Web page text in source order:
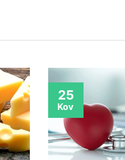
25
Kov